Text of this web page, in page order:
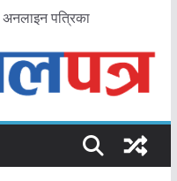
अनलाइन पत्रिका